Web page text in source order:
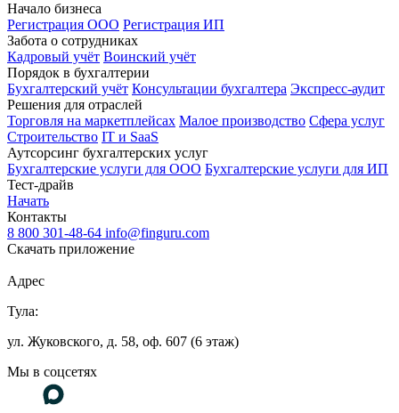
Начало бизнеса
Регистрация ООО Регистрация ИП
Забота о сотрудниках
Кадровый учёт Воинский учёт
Порядок в бухгалтерии
Бухгалтерский учёт Консультации бухгалтера Экспресс-аудит
Решения для отраслей
Торговля на маркетплейсах Малое производство Сфера услуг
Строительство IT и SaaS
Аутсорсинг бухгалтерских услуг
Бухгалтерские услуги для ООО Бухгалтерские услуги для ИП
Тест-драйв
Начать
Контакты
8 800 301-48-64 info@finguru.com
Скачать приложение
Адрес
Тула:
ул. Жуковского, д. 58, оф. 607 (6 этаж)
Мы в соцсетях